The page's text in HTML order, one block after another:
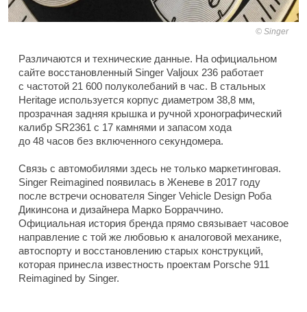
Singer
Различаются и технические данные. На официальном
сайте восстановленный Singer Valjoux 236 работает
с частотой 21 600 полуколебаний в час. В стальных
Heritage используется корпус диаметром 38,8 мм,
прозрачная задняя крышка и ручной хронографический
калибр SR2361 с 17 камнями и запасом хода
до 48 часов без включенного секундомера.
Связь с автомобилями здесь не только маркетинговая.
Singer Reimagined появилась в Женеве в 2017 году
после встречи основателя Singer Vehicle Design Роба
Дикинсона и дизайнера Марко Борраччино.
Официальная история бренда прямо связывает часовое
направление с той же любовью к аналоговой механике,
автоспорту и восстановлению старых конструкций,
которая принесла известность проектам Porsche 911
Reimagined by Singer.